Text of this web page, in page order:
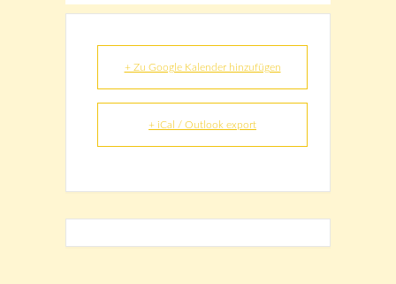
+ Zu Google Kalender hinzufügen
+ iCal / Outlook export